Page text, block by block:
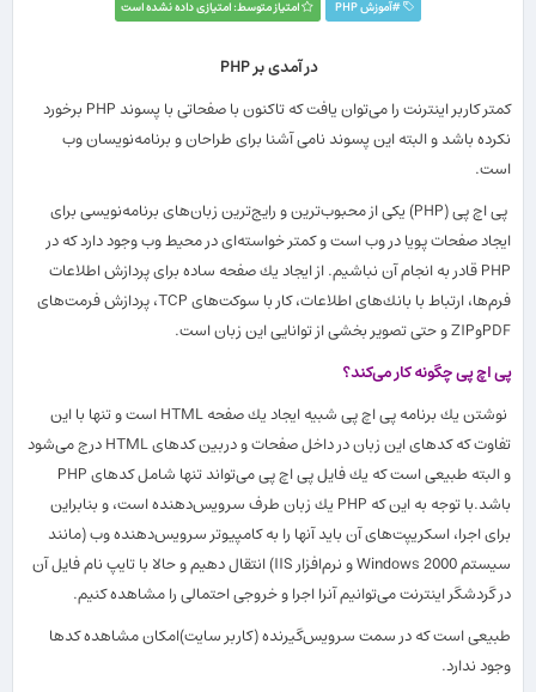
#آموزش PHP‏ امتیاز متوسط: امتیازی داده نشده است
در آمدی بر PHP
كمتر كاربر اینترنت را می
توان یافت كه تاكنون با صفحاتی با پسوند PHP برخورد
نكرده باشد و البته این پسوند نامی آشنا برای طراحان و برنامهنویسان وب
است.
پی اچ پی (PHP) یكی از محبوب
ترین و رایجترین زبانهای برنامهنویسی برای
ایجاد صفحات پویا در وب است و كمتر خواستهای در محیط وب وجود دارد كه در
PHP قادر به انجام آن نباشیم. از ایجاد یك صفحه ساده برای پردازش اطلاعات
فرمها، ارتباط با بانكهای اطلاعات، كار با سوكتهای TCP، پردازش فرمت
های
PDFوZIP و حتی تصویر بخشی از توانایی این زبان است.
پی اچ پی چگونه كار میكند؟
نوشتن یك برنامه پی اچ پی شبیه ایجاد یك صفحه HTML است و تنها با این
تفاوت كه كدهای این زبان در داخل صفحات و دربین كدهای HTML درج می
شود
و البته طبیعی است كه یك فایل پی اچ پی می
تواند تنها شامل كدهای PHP
باشد.با توجه به این كه PHP یك زبان طرف سرویس
دهنده است، و بنابراین
برای اجرا، اسكریپتهای آن باید آنها را به كامپیوتر سرویسدهنده وب (مانند
سیستم Windows 2000 و نرم
افزار IIS) انتقال دهیم و حالا با تایپ نام فایل آن
در گردشگر اینترنت میتوانیم آنرا اجرا و خروجی احتمالی را مشاهده كنیم.
طبیعی است كه در سمت سرویسگیرنده (كاربر سایت)امكان مشاهده كدها
وجود ندارد.